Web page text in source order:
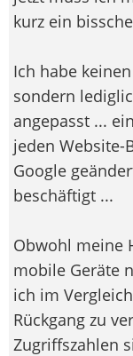
kurz ein
Ich habe
sondern
angepasst ...
jeden Website-
Google
beschäftigt ...
Obwohl meine
mobile Geräte
ich im
Rückgang zu
Zugriffszahlen